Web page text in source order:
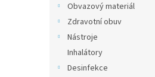
Obvazový materiál
Zdravotní obuv
Nástroje
Inhalátory
Desinfekce